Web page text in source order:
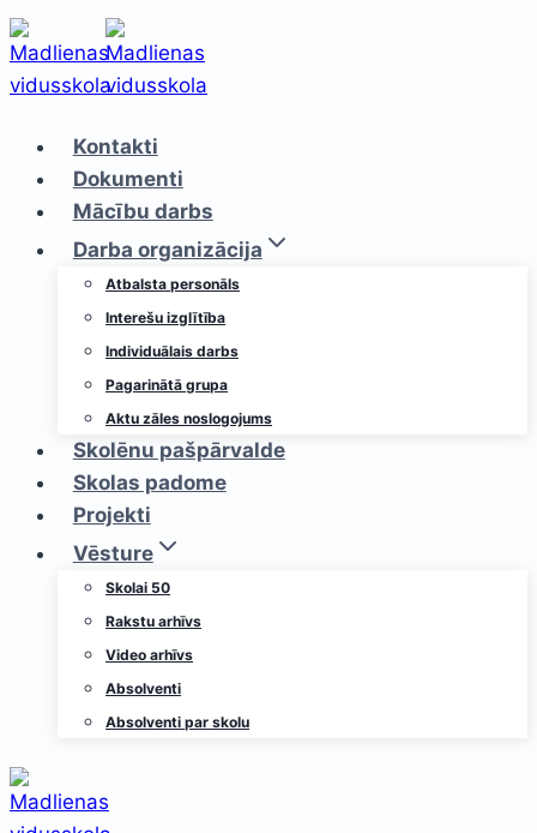
Skip
to
content
Kontakti
Dokumenti
Mācību darbs
Darba organizācija
Atbalsta personāls
Interešu izglītība
Individuālais darbs
Pagarinātā grupa
Aktu zāles noslogojums
Skolēnu pašpārvalde
Skolas padome
Projekti
Vēsture
Skolai 50
Rakstu arhīvs
Video arhīvs
Absolventi
Absolventi par skolu